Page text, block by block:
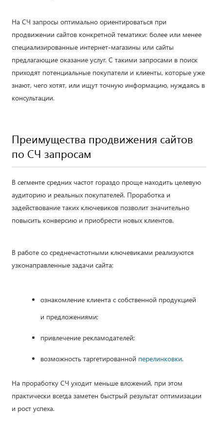
На СЧ запросы оптимально ориентироваться при
продвижении сайтов конкретной тематики: более или менее
специализированные интернет-магазины или сайты
предлагающие оказание услуг. С такими запросами в поиск
приходят потенциальные покупатели и клиенты, которые уже
знают, чего хотят, или ищут точную информацию, нуждаясь в
консультации.
Преимущества продвижения сайтов
по СЧ запросам
В сегменте средних частот гораздо проще находить целевую
аудиторию и реальных покупателей. Проработка и
задействование таких ключевиков позволит значительно
повысить конверсию и приобрести новых клиентов.
В работе со среднечастотными ключевиками реализуются
узконаправленные задачи сайта:
ознакомление клиента с собственной продукцией
и предложениями;
привлечение рекламодателей;
возможность таргетированной перелинковки.
На проработку СЧ уходит меньше вложений, при этом
практически всегда заметен быстрый результат оптимизации
и рост успеха.